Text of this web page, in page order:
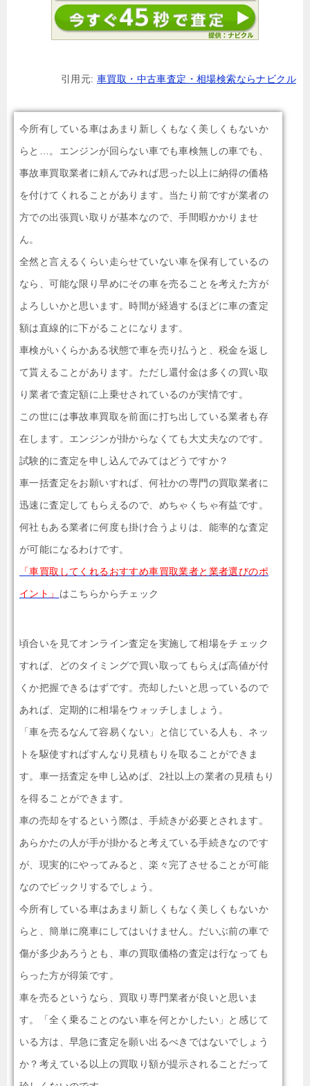
引用元: 車買取・中古車査定・相場検索ならナビクル
今所有している車はあまり新しくもなく美しくもないか
らと…。エンジンが回らない車でも車検無しの車でも、
事故車買取業者に頼んでみれば思った以上に納得の価格
を付けてくれることがあります。当たり前ですが業者の
方での出張買い取りが基本なので、手間暇かかりませ
ん。
全然と言えるくらい走らせていない車を保有しているの
なら、可能な限り早めにその車を売ることを考えた方が
よろしいかと思います。時間が経過するほどに車の査定
額は直線的に下がることになります。
車検がいくらかある状態で車を売り払うと、税金を返し
て貰えることがあります。ただし還付金は多くの買い取
り業者で査定額に上乗せされているのが実情です。
この世には事故車買取を前面に打ち出している業者も存
在します。エンジンが掛からなくても大丈夫なのです。
試験的に査定を申し込んでみてはどうですか？
車一括査定をお願いすれば、何社かの専門の買取業者に
迅速に査定してもらえるので、めちゃくちゃ有益です。
何社もある業者に何度も掛け合うよりは、能率的な査定
が可能になるわけです。
「車買取してくれるおすすめ車買取業者と業者選びのポ
イント」 はこちらからチェック
頃合いを見てオンライン査定を実施して相場をチェック
すれば、どのタイミングで買い取ってもらえば高値が付
くか把握できるはずです。売却したいと思っているので
あれば、定期的に相場をウォッチしましょう。
「車を売るなんて容易くない」と信じている人も、ネッ
トを駆使すればすんなり見積もりを取ることができま
す。車一括査定を申し込めば、2社以上の業者の見積もり
を得ることができます。
車の売却をするという際は、手続きが必要とされます。
あらかたの人が手が掛かると考えている手続きなのです
が、現実的にやってみると、楽々完了させることが可能
なのでビックリするでしょう。
今所有している車はあまり新しくもなく美しくもないか
らと、簡単に廃車にしてはいけません。だいぶ前の車で
傷が多少あろうとも、車の買取価格の査定は行なっても
らった方が得策です。
車を売るというなら、買取り専門業者が良いと思いま
す。「全く乗ることのない車を何とかしたい」と感じて
いる方は、早急に査定を願い出るべきではないでしょう
か？考えている以上の買取り額が提示されることだって